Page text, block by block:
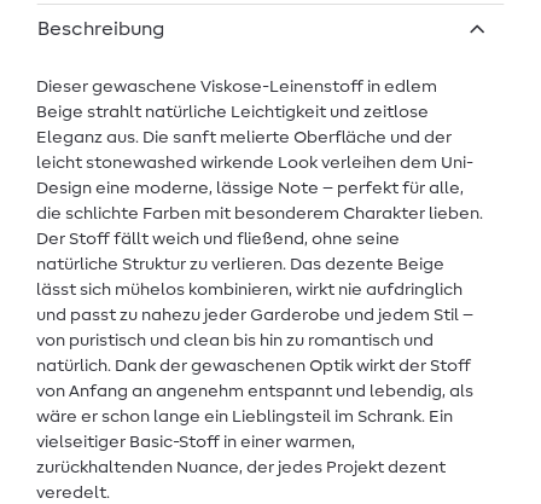
Beschreibung
Dieser gewaschene Viskose-Leinenstoff in edlem
Beige strahlt natürliche Leichtigkeit und zeitlose
Eleganz aus. Die sanft melierte Oberfläche und der
leicht stonewashed wirkende Look verleihen dem Uni-
Design eine moderne, lässige Note – perfekt für alle,
die schlichte Farben mit besonderem Charakter lieben.
Der Stoff fällt weich und fließend, ohne seine
natürliche Struktur zu verlieren. Das dezente Beige
lässt sich mühelos kombinieren, wirkt nie aufdringlich
und passt zu nahezu jeder Garderobe und jedem Stil –
von puristisch und clean bis hin zu romantisch und
natürlich. Dank der gewaschenen Optik wirkt der Stoff
von Anfang an angenehm entspannt und lebendig, als
wäre er schon lange ein Lieblingsteil im Schrank. Ein
vielseitiger Basic-Stoff in einer warmen,
zurückhaltenden Nuance, der jedes Projekt dezent
veredelt.